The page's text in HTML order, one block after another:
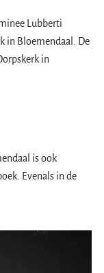
Lubberti
in Bloemendaal. De
in
is ook
Evenals in de